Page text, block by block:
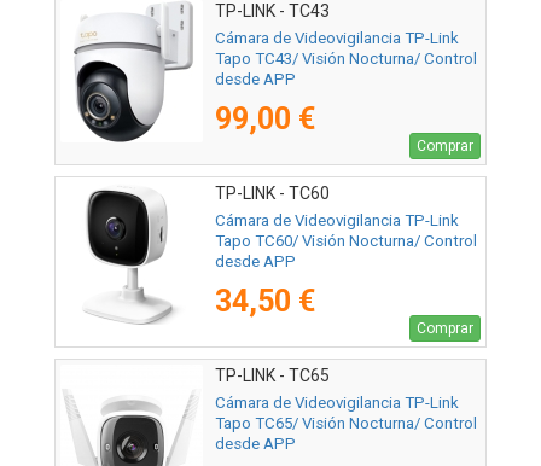
TP-LINK - TC43
Cámara de Videovigilancia TP-Link
Tapo TC43/ Visión Nocturna/ Control
desde APP
99,00 €
Comprar
TP-LINK - TC60
Cámara de Videovigilancia TP-Link
Tapo TC60/ Visión Nocturna/ Control
desde APP
34,50 €
Comprar
TP-LINK - TC65
Cámara de Videovigilancia TP-Link
Tapo TC65/ Visión Nocturna/ Control
desde APP